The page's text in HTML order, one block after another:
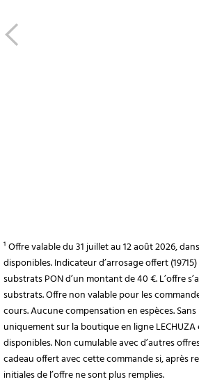
¹ Offre valable du 31 juillet au 12 août 2026,
disponibles. Indicateur d’arrosage offert
substrats PON d’un montant de 40 €. L’offre
substrats. Offre non valable pour les
cours. Aucune compensation en espèces.
uniquement sur la boutique en ligne
disponibles. Non cumulable avec d’autres
cadeau offert avec cette commande si, après
initiales de l’offre ne sont plus remplies.